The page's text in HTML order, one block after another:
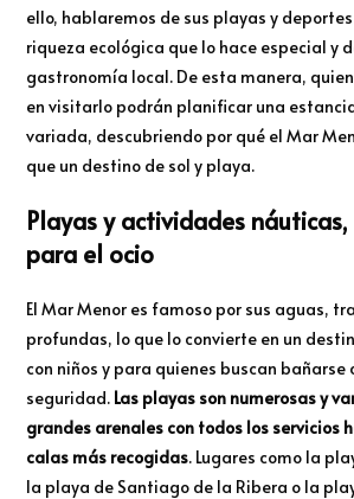
ello, hablaremos de sus playas y
riqueza ecológica que lo hace especial y
gastronomía local. De esta manera,
en visitarlo podrán planificar una
variada, descubriendo por qué el Mar
que un destino de sol y playa.
Playas y actividades
para el ocio
El Mar Menor es famoso por sus aguas,
profundas, lo que lo convierte en un
con niños y para quienes buscan bañarse
seguridad. Las playas son numerosas y
grandes arenales con todos los servicios
calas más recogidas. Lugares como la
la playa de Santiago de la Ribera o la